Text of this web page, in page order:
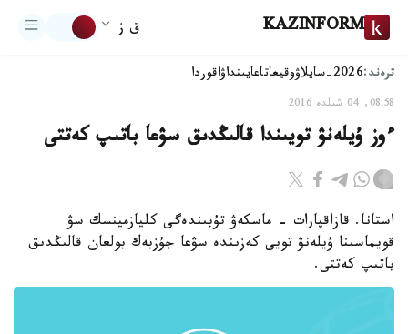
KAZINFORM ق ز
ترەند:2026-سايلاۋ وقيعاتاعايىنداۋاقوردا
08:58, 04 شىلدە 2016
ءوز ۇيلەنۋ تويىندا قالىڭدىق سۋعا باتىپ كەتتى
استانا. قازاقپارات - ماسكەۋ تۇبىندەگى كليازمينسك سۋ
قويماسىنا ۇيلەنۋ تويى كەزىندە سۋعا جۇزبەك بولعان قالىڭدىق
باتىپ كەتتى.